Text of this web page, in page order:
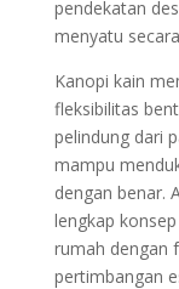
pendekatan
menyatu
Kanopi kain
fleksibilitas
pelindung dari
mampu
dengan benar.
lengkap
rumah dengan
pertimbangan